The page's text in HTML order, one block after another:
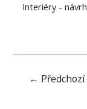
Interiéry -
Navigace
← Předchozí